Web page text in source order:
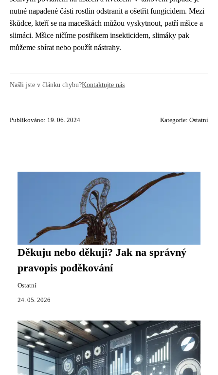
nutné napadené části rostlin odstranit a ošetřit fungicidem. Mezi
škůdce, kteří se na maceškách můžou vyskytnout, patří mšice a
slimáci. Mšice ničíme postřikem insekticidem, slimáky pak
můžeme sbírat nebo použít nástrahy.
Našli jste v článku chybu?Kontaktujte nás
Publikováno: 19. 06. 2024 Kategorie: Ostatní
Děkuju nebo děkuji? Jak na správný
pravopis poděkování
Ostatní
24. 05. 2026